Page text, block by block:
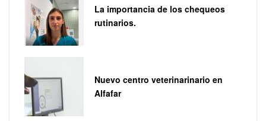
La importancia de los chequeos
rutinarios.
Nuevo centro veterinarinario en
Alfafar